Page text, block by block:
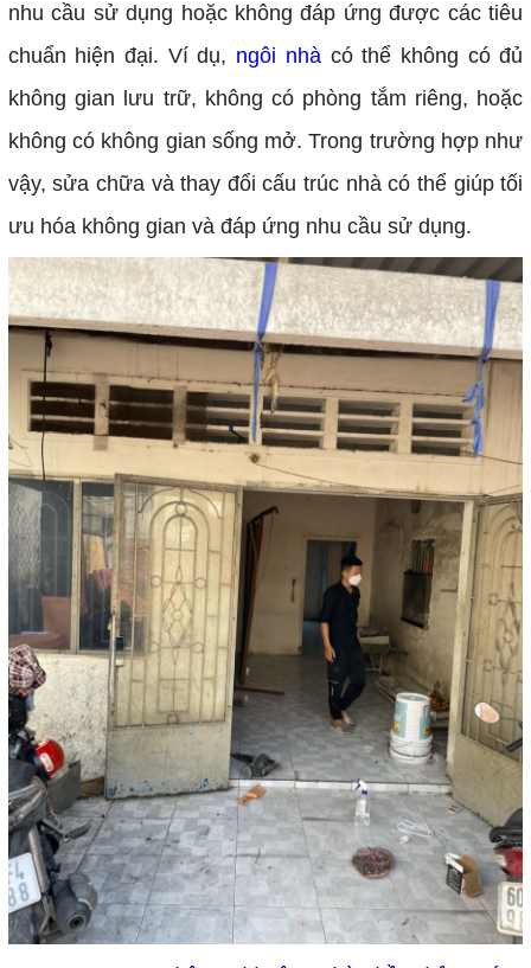
nhu cầu sử dụng hoặc không đáp ứng được các tiêu
chuẩn hiện đại. Ví dụ, ngôi nhàcó thể không có đủ
không gian lưu trữ, không có phòng tắm riêng, hoặc
không có không gian sống mở. Trong trường hợp như
vậy, sửa chữa và thay đổi cấu trúc nhà có thể giúp tối
ưu hóa không gian và đáp ứng nhu cầu sử dụng.